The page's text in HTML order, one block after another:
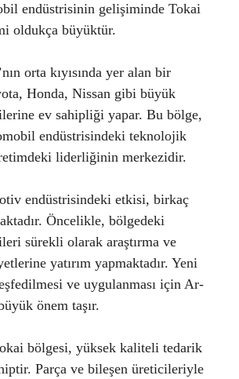
endüstrisinin gelişiminde Tokai
oldukça büyüktür.
orta kıyısında yer alan bir
Honda, Nissan gibi büyük
ev sahipliği yapar. Bu bölge,
endüstrisindeki teknolojik
liderliğinin merkezidir.
endüstrisindeki etkisi, birkaç
Öncelikle, bölgedeki
sürekli olarak araştırma ve
yatırım yapmaktadır. Yeni
ve uygulanması için Ar-
önem taşır.
bölgesi, yüksek kaliteli tedarik
Parça ve bileşen üreticileriyle